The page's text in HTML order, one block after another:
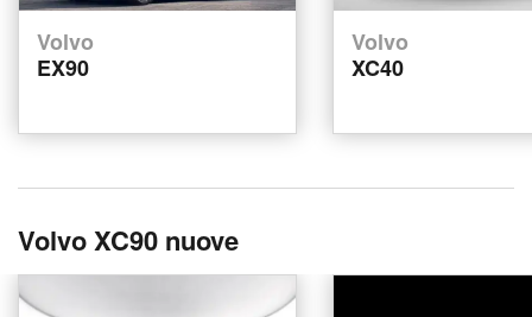
Volvo
EX90
Volvo
XC40
Volvo XC90 nuove